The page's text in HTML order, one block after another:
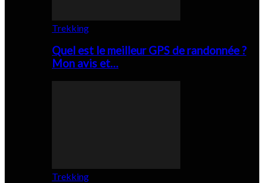
Trekking
Quel est le meilleur GPS de randonnée ?
Mon avis et…
Trekking